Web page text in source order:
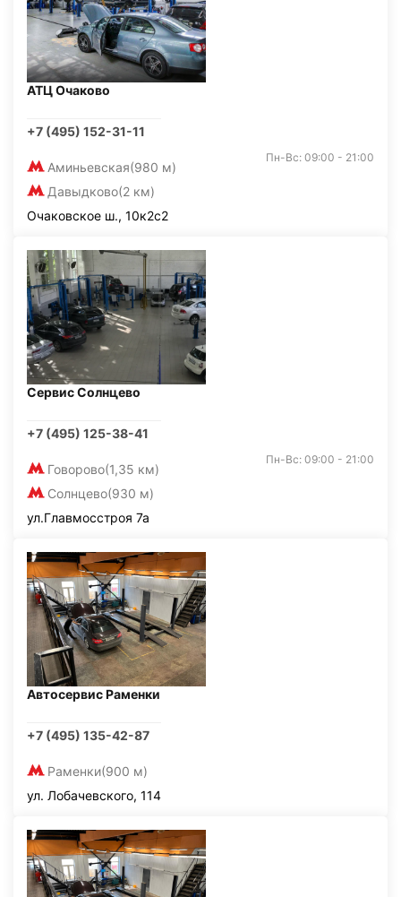
АТЦ Очаково
+7 (495) 152-31-11
Аминьевская(980 м)
Давыдково(2 км)
Пн-Вс: 09:00 - 21:00
Очаковское ш., 10к2с2
Сервис Солнцево
+7 (495) 125-38-41
Говорово(1,35 км)
Солнцево(930 м)
Пн-Вс: 09:00 - 21:00
ул.Главмосстроя 7а
Автосервис Раменки
+7 (495) 135-42-87
Раменки(900 м)
ул. Лобачевского, 114